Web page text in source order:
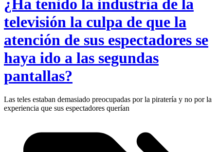
¿Ha tenido la industria de la
televisión la culpa de que la
atención de sus espectadores se
haya ido a las segundas
pantallas?
Las teles estaban demasiado preocupadas por la piratería y no por la
experiencia que sus espectadores querían